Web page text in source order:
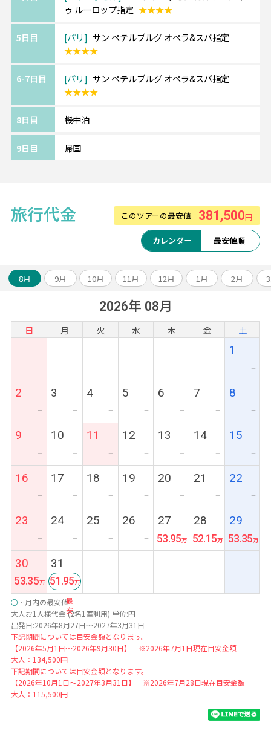
テル。
れています。
羽田・関空より運航。多彩なスケジュールが
魅力です。
プレミアムエコノミークラスもお勧めです。
ゥ ルーロップ指定 ★★★★
5日目 パリ
サン ペテルブルグ オペラ&スパ指定
★★★★
6-7日目 パリ
サン ペテルブルグ オペラ&スパ指定
★★★★
8日目 機中泊
9日目 帰国
旅行代金 このツアーの最安値 381,500円
カレンダー 最安値順
8月 9月 10月 11月 12月 1月 2月
2026年 08月
日 月 火 水 木 金 土
1
ー
2
ー
3
ー
4
ー
5
ー
6
ー
7
ー
8
ー
9
ー
10
ー
11
ー
12
ー
13
ー
14
ー
15
ー
16
ー
17
ー
18
ー
19
ー
20
ー
21
ー
22
ー
23
ー
24
ー
25
ー
26
ー
27
53.95
28
52.15
29
53.35
30
53.35
31
最
安
51.95
○…月内の最安値
大人お1人様代金 (2名1室利用) 単位:円
出発日:2026年8月27日～2027年3月31日
下記期間については目安金額となります。
【2026年5月1日～2026年9月30日】 ※2026年7月1日現在目安金額
大人：134,500円
下記期間については目安金額となります。
【2026年10月1日～2027年3月31日】 ※2026年7月28日現在目安金額
大人：115,500円